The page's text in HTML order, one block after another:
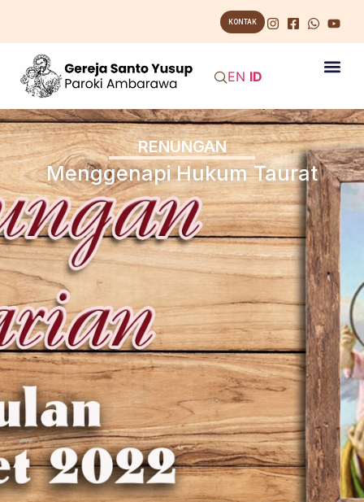
KONTAK
EN ID
RENUNGAN
Menggenapi Hukum Taurat